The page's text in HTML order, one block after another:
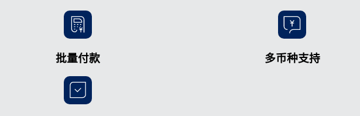
批量付款 多币种支持